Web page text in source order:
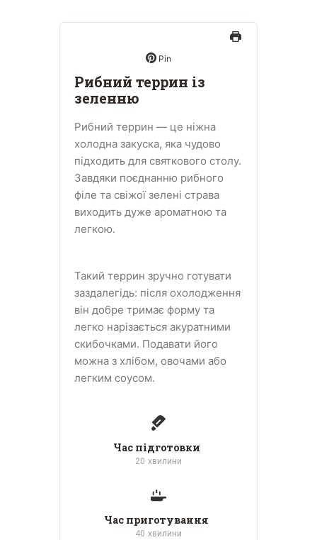
Pin
Рибний террин із
зеленню
Рибний террин — це ніжна
холодна закуска, яка чудово
підходить для святкового столу.
Завдяки поєднанню рибного
філе та свіжої зелені страва
виходить дуже ароматною та
легкою.
Такий террин зручно готувати
заздалегідь: після охолодження
він добре тримає форму та
легко нарізається акуратними
скибочками. Подавати його
можна з хлібом, овочами або
легким соусом.
Час підготовки
20 хвилини
Час приготування
40 хвилини